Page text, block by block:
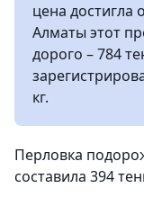
цена достигла
Алматы этот
дорого – 784
кг.
Перловка
составила 394